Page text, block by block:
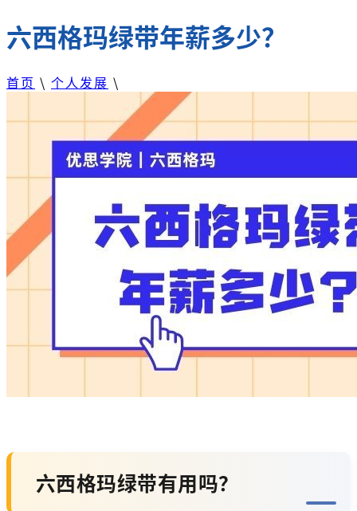
六西格玛绿带年薪多少？
首页 \ 个人发展 \
六西格玛绿带有用吗？